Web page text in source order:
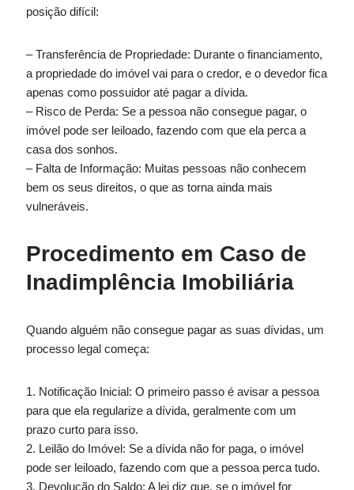
posição difícil:
– Transferência de Propriedade: Durante o financiamento,
a propriedade do imóvel vai para o credor, e o devedor fica
apenas como possuidor até pagar a dívida.
– Risco de Perda: Se a pessoa não consegue pagar, o
imóvel pode ser leiloado, fazendo com que ela perca a
casa dos sonhos.
– Falta de Informação: Muitas pessoas não conhecem
bem os seus direitos, o que as torna ainda mais
vulneráveis.
Procedimento em Caso de
Inadimplência Imobiliária
Quando alguém não consegue pagar as suas dívidas, um
processo legal começa:
1. Notificação Inicial: O primeiro passo é avisar a pessoa
para que ela regularize a dívida, geralmente com um
prazo curto para isso.
2. Leilão do Imóvel: Se a dívida não for paga, o imóvel
pode ser leiloado, fazendo com que a pessoa perca tudo.
3. Devolução do Saldo: A lei diz que, se o imóvel for